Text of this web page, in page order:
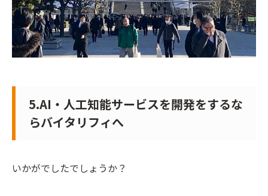
5.AI・人工知能サービスを開発をするな
らバイタリフィへ
いかがでしたでしょうか？